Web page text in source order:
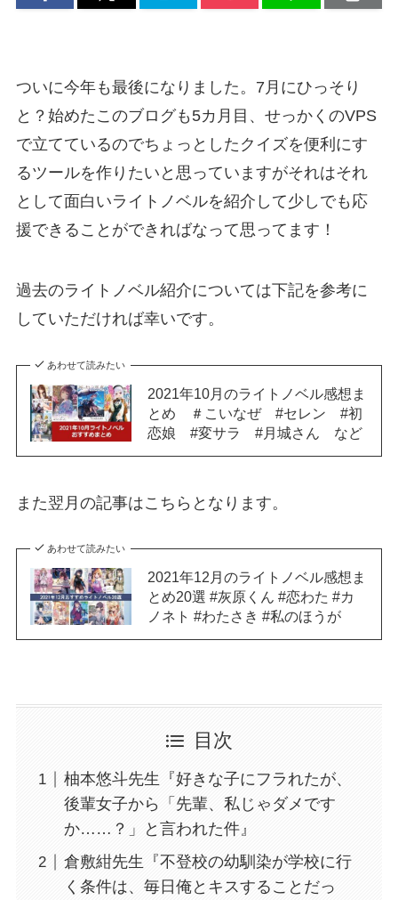
ついに今年も最後になりました。7月にひっそり
と？始めたこのブログも5カ月目、せっかくのVPS
で立てているのでちょっとしたクイズを便利にす
るツールを作りたいと思っていますがそれはそれ
として面白いライトノベルを紹介して少しでも応
援できることができればなって思ってます！
過去のライトノベル紹介については下記を参考に
していただければ幸いです。
あわせて読みたい
2021年10月のライトノベル感想ま
とめ ＃こいなぜ #セレン #初
恋娘 #変サラ #月城さん など
また翌月の記事はこちらとなります。
あわせて読みたい
2021年12月のライトノベル感想ま
とめ20選 #灰原くん #恋わた #カ
ノネト #わたさき #私のほうが
目次
柚本悠斗先生『好きな子にフラれたが、
後輩女子から「先輩、私じゃダメです
か……？」と言われた件』
倉敷紺先生『不登校の幼馴染が学校に行
く条件は、毎日俺とキスすることだっ